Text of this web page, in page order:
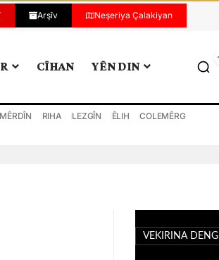
Arşîv Neşeriya Çalakiyan
CÎHAN YÊN DIN
MÊRDÎN RIHA LEZGÎN ÊLIH COLEMÊRG
VEKIRINA DENG